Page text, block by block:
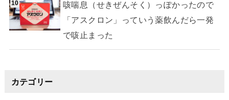
咳喘息（せきぜんそく）っぽかったので
「アスクロン」っていう薬飲んだら一発
で咳止まった
カテゴリー